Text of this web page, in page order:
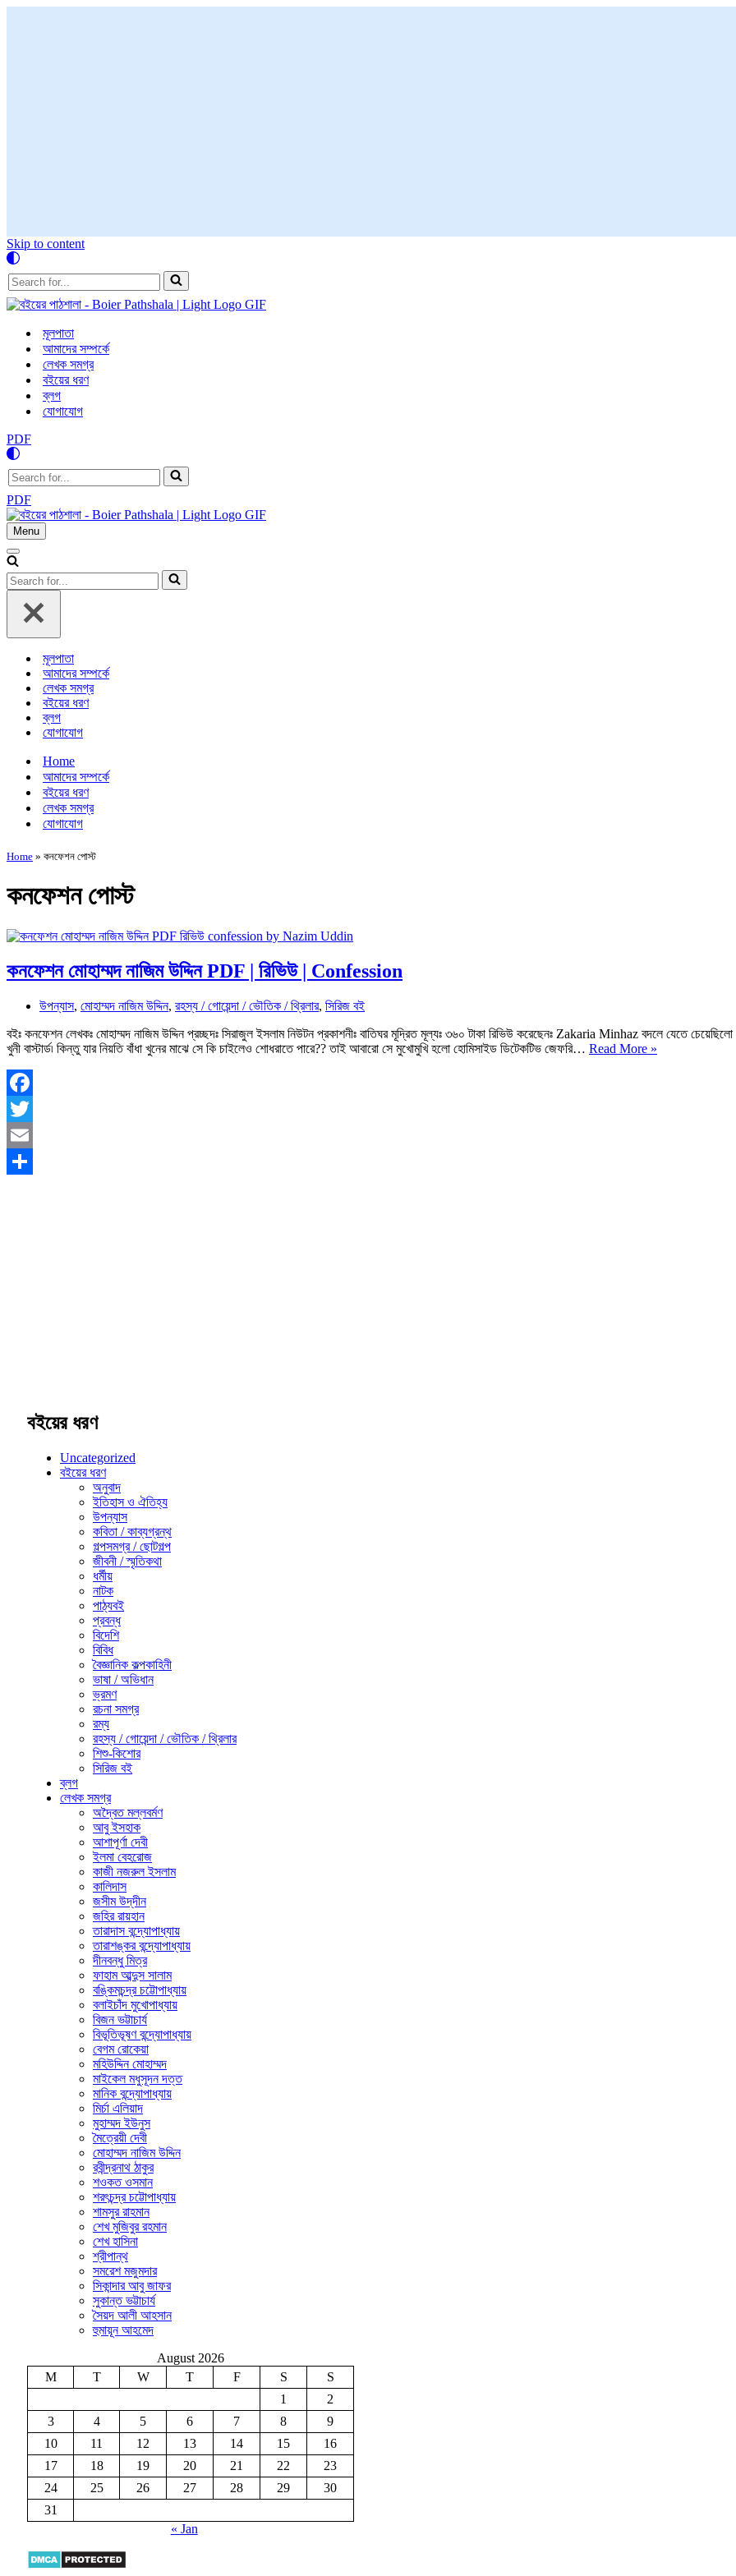
Skip to content
Search
for...
মূলপাতা
আমাদের সম্পর্কে
লেখক সমগ্র
বইয়ের ধরণ
ব্লগ
যোগাযোগ
PDF
Search
for...
PDF
Menu
Navigation
Navigation
Menu
Search
for...
মূলপাতা
আমাদের সম্পর্কে
লেখক সমগ্র
বইয়ের ধরণ
ব্লগ
যোগাযোগ
Home
আমাদের সম্পর্কে
বইয়ের ধরণ
লেখক সমগ্র
যোগাযোগ
Home » কনফেশন পোস্ট
কনফেশন পোস্ট
কনফেশন মোহাম্মদ নাজিম উদ্দিন PDF | রিভিউ | Confession
উপন্যাস, মোহাম্মদ নাজিম উদ্দিন, রহস্য / গোয়েন্দা / ভৌতিক / থ্রিলার, সিরিজ বই
বইঃ কনফেশন লেখকঃ মোহাম্মদ নাজিম উদ্দিন প্রচ্ছদঃ সিরাজুল ইসলাম নিউটন প্রকাশনীঃ বাতিঘর মূদ্রিত মূল্যঃ ৩৬০ টাকা রিভিউ করেছেনঃ Zakaria Minhaz বদলে যেতে চেয়েছিলো
খুনী বাস্টার্ড৷ কিন্তু যার নিয়তি বাঁধা খুনের মাঝে সে কি চাইলেও শোধরাতে পারে?? তাই আবারো সে মুখোমুখি হলো হোমিসাইড ডিটেকটিভ জেফরি… Read More »
Facebook
Twitter
Email
বইয়ের ধরণ
Uncategorized
বইয়ের ধরণ
অনুবাদ
ইতিহাস ও ঐতিহ্য
উপন্যাস
কবিতা / কাব্যগ্রন্থ
গল্পসমগ্র / ছোটগল্প
জীবনী / স্মৃতিকথা
ধর্মীয়
নাটক
পাঠ্যবই
প্রবন্ধ
বিদেশি
বিবিধ
বৈজ্ঞানিক কল্পকাহিনী
ভাষা / অভিধান
ভ্রমণ
রচনা সমগ্র
রম্য
রহস্য / গোয়েন্দা / ভৌতিক / থ্রিলার
শিশু-কিশোর
সিরিজ বই
ব্লগ
লেখক সমগ্র
অদ্বৈত মল্লবর্মণ
আবু ইসহাক
আশাপূর্ণা দেবী
ইলমা বেহরোজ
কাজী নজরুল ইসলাম
কালিদাস
জসীম উদ্‌দীন
জহির রায়হান
তারাদাস বন্দ্যোপাধ্যায়
তারাশঙ্কর বন্দ্যোপাধ্যায়
দীনবন্ধু মিত্র
ফাহাম আব্দুস সালাম
বঙ্কিমচন্দ্র চট্টোপাধ্যায়
বলাইচাঁদ মুখোপাধ্যায়
বিজন ভট্টাচার্য
বিভূতিভূষণ বন্দ্যোপাধ্যায়
বেগম রোকেয়া
মহিউদ্দিন মোহাম্মদ
মাইকেল মধুসূদন দত্ত
মানিক বন্দ্যোপাধ্যায়
মির্চা এলিয়াদ
মুহাম্মদ ইউনুস
মৈত্রেয়ী দেবী
মোহাম্মদ নাজিম উদ্দিন
রবীন্দ্রনাথ ঠাকুর
শওকত ওসমান
শরৎচন্দ্র চট্টোপাধ্যায়
শামসুর রাহমান
শেখ মুজিবুর রহমান
শেখ হাসিনা
শ্রীপান্থ
সমরেশ মজুমদার
সিকান্দার আবু জাফর
সুকান্ত ভট্টাচার্য
সৈয়দ আলী আহসান
হুমায়ূন আহমেদ
August 2026
M
T W T F S
S
1
2
3
4 5 6 7 8
9
10
11 12 13 14 15
16
17
18 19 20 21 22
23
24
25 26 27 28 29
30
31
« Jan